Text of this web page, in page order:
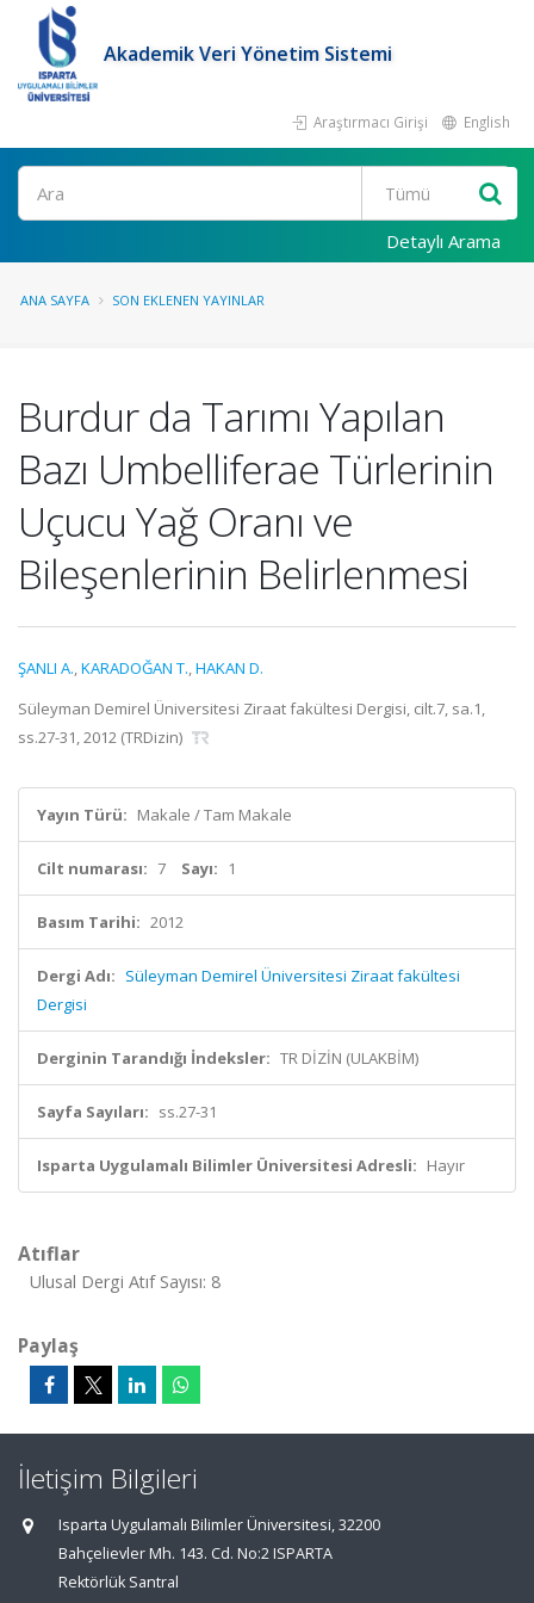
Akademik Veri Yönetim Sistemi
Araştırmacı Girişi English
Ara
Detaylı Arama
ANA SAYFA SON EKLENEN YAYINLAR
Burdur da Tarımı Yapılan
Bazı Umbelliferae Türlerinin
Uçucu Yağ Oranı ve
Bileşenlerinin Belirlenmesi
ŞANLI A.,KARADOĞAN T.,HAKAN D.
Süleyman Demirel Üniversitesi Ziraat fakültesi Dergisi, cilt.7, sa.1,
ss.27-31, 2012 (TRDizin)
Yayın Türü: Makale / Tam Makale
Cilt numarası: 7 Sayı: 1
Basım Tarihi: 2012
Dergi Adı: Süleyman Demirel Üniversitesi Ziraat fakültesi
Dergisi
Derginin Tarandığı İndeksler: TR DİZİN (ULAKBİM)
Sayfa Sayıları: ss.27-31
Isparta Uygulamalı Bilimler Üniversitesi Adresli: Hayır
Atıflar
Ulusal Dergi Atıf Sayısı: 8
Paylaş
İletişim Bilgileri
Isparta Uygulamalı Bilimler Üniversitesi, 32200
Bahçelievler Mh. 143. Cd. No:2 ISPARTA
Rektörlük Santral